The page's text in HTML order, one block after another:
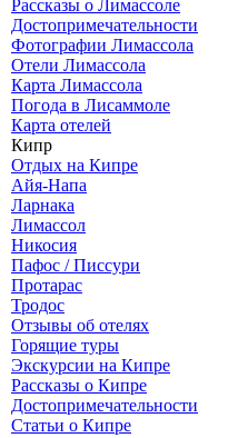
Рассказы о Лимассоле
Достопримечательности
Фотографии Лимассола
Отели Лимассола
Карта Лимассола
Погода в Лисаммоле
Карта отелей
Кипр
Отдых на Кипре
Айя-Напа
Ларнака
Лимассол
Никосия
Пафос / Писсури
Протарас
Тродос
Отзывы об отелях
Горящие туры
Экскурсии на Кипре
Рассказы о Кипре
Достопримечательности
Статьи о Кипре